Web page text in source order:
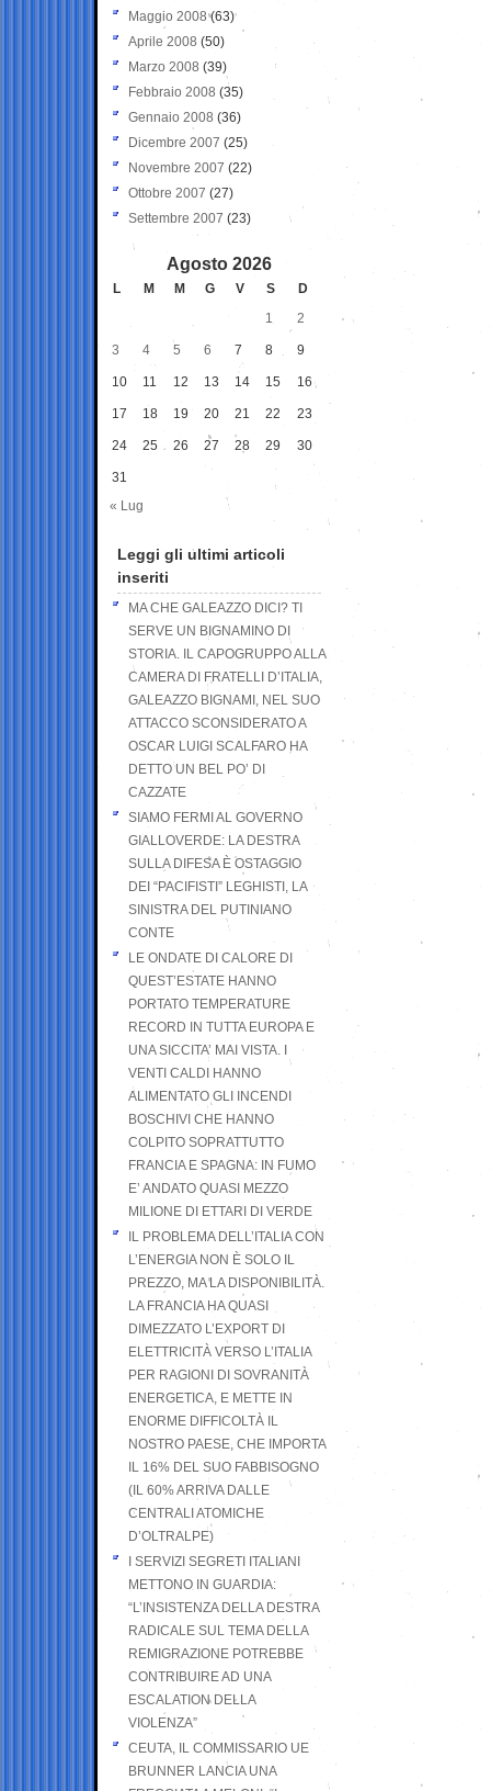
Maggio 2008(63)
Aprile 2008 (50)
Marzo 2008 (39)
Febbraio 2008 (35)
Gennaio 2008 (36)
Dicembre 2007 (25)
Novembre 2007 (22)
Ottobre 2007 (27)
Settembre 2007 (23)
Agosto 2026
L M M G V S
D
1
2
3 4 5 6 7 8 9
10 11 12 13 14 15 16
17 18 19 20 21 22 23
24 25 26 27 28 29 30
31
« Lug
Leggi gli ultimi articoli
inseriti
MA CHE GALEAZZO DICI? TI
SERVE UN BIGNAMINO DI
STORIA. IL CAPOGRUPPO ALLA
CAMERA DI FRATELLI D’ITALIA,
GALEAZZO BIGNAMI, NEL SUO
ATTACCO SCONSIDERATO A
OSCAR LUIGI SCALFARO HA
DETTO UN BEL PO’ DI
CAZZATE
SIAMO FERMI AL GOVERNO
GIALLOVERDE: LA DESTRA
SULLA DIFESA È OSTAGGIO
DEI “PACIFISTI” LEGHISTI, LA
SINISTRA DEL PUTINIANO
CONTE
LE ONDATE DI CALORE DI
QUEST’ESTATE HANNO
PORTATO TEMPERATURE
RECORD IN TUTTA EUROPA E
UNA SICCITA’ MAI VISTA. I
VENTI CALDI HANNO
ALIMENTATO GLI INCENDI
BOSCHIVI CHE HANNO
COLPITO SOPRATTUTTO
FRANCIA E SPAGNA: IN FUMO
E’ ANDATO QUASI MEZZO
MILIONE DI ETTARI DI VERDE
IL PROBLEMA DELL’ITALIA CON
L’ENERGIA NON È SOLO IL
PREZZO, MA LA DISPONIBILITÀ.
LA FRANCIA HA QUASI
DIMEZZATO L’EXPORT DI
ELETTRICITÀ VERSO L’ITALIA
PER RAGIONI DI SOVRANITÀ
ENERGETICA, E METTE IN
ENORME DIFFICOLTÀ IL
NOSTRO PAESE, CHE IMPORTA
IL 16% DEL SUO FABBISOGNO
(IL 60% ARRIVA DALLE
CENTRALI ATOMICHE
D’OLTRALPE)
I SERVIZI SEGRETI ITALIANI
METTONO IN GUARDIA:
“L’INSISTENZA DELLA DESTRA
RADICALE SUL TEMA DELLA
REMIGRAZIONE POTREBBE
CONTRIBUIRE AD UNA
ESCALATION DELLA
VIOLENZA”
CEUTA, IL COMMISSARIO UE
BRUNNER LANCIA UNA